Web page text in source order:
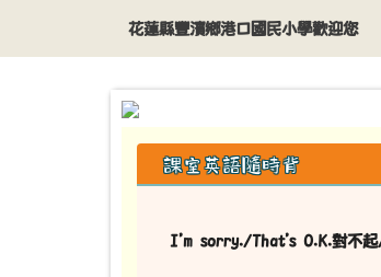
花蓮縣豐濱鄉港口國
花蓮縣豐濱鄉港口國民小學歡迎您
左邊區域內容
課室英語隨時背
I'm sorry./That's O.K.對不
頁尾區域